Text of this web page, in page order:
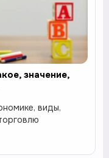
значение,
виды,